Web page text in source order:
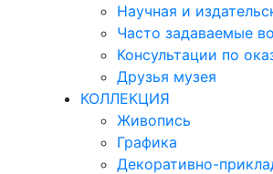
Научная и
Часто задаваемые
Консультации по
Друзья музея
КОЛЛЕКЦИЯ
Живопись
Графика
Декоративно-